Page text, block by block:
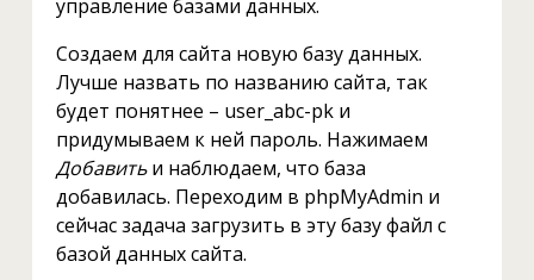
управление базами данных.
Создаем для сайта новую базу данных.
Лучше назвать по названию сайта, так
будет понятнее – user_abc-pk и
придумываем к ней пароль. Нажимаем
Добавитьи наблюдаем, что база
добавилась. Переходим в phpMyAdmin и
сейчас задача загрузить в эту базу файл с
базой данных сайта.